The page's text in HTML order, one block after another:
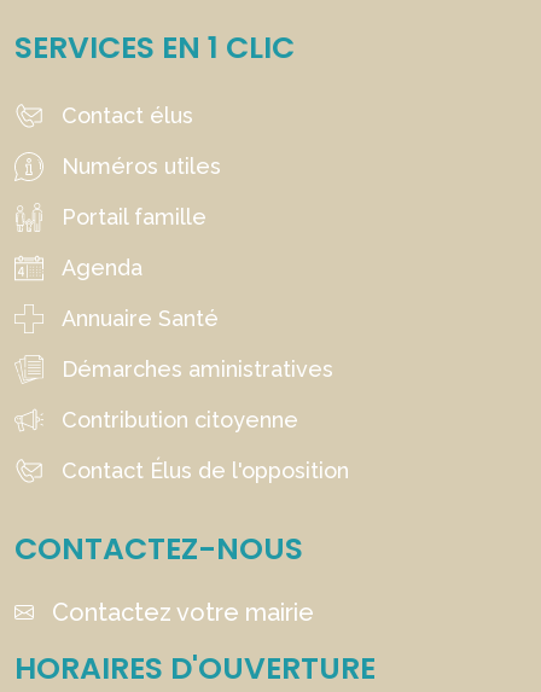
SERVICES EN 1 CLIC
Contact élus
Numéros utiles
Portail famille
Agenda
Annuaire Santé
Démarches aministratives
Contribution citoyenne
Contact Élus de l'opposition
CONTACTEZ-NOUS
Contactez votre mairie
HORAIRES D'OUVERTURE